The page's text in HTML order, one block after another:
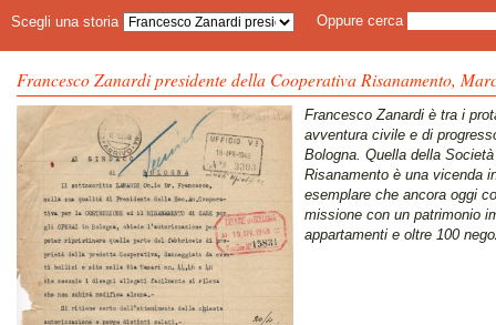
Scegli una storia Oppure cerca
Francesco Zanardi presidente della Cooperativa Risanamento,
Francesco Zanardi è tra i
avventura civile e di
Bologna. Quella della
Risanamento è una vicenda
esemplare che ancora oggi
missione con un patrimonio
appartamenti e oltre 100